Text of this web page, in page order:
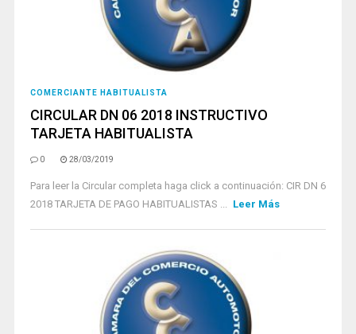
COMERCIANTE HABITUALISTA
CIRCULAR DN 06 2018 INSTRUCTIVO
TARJETA HABITUALISTA
0 28/03/2019
Para leer la Circular completa haga click a continuación: CIR DN 6
2018 TARJETA DE PAGO HABITUALISTAS ...
Leer Más